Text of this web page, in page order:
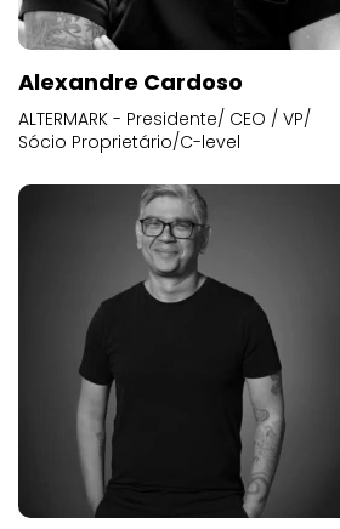
Alexandre Cardoso
ALTERMARK - Presidente/ CEO / VP/
Sócio Proprietário/C-level